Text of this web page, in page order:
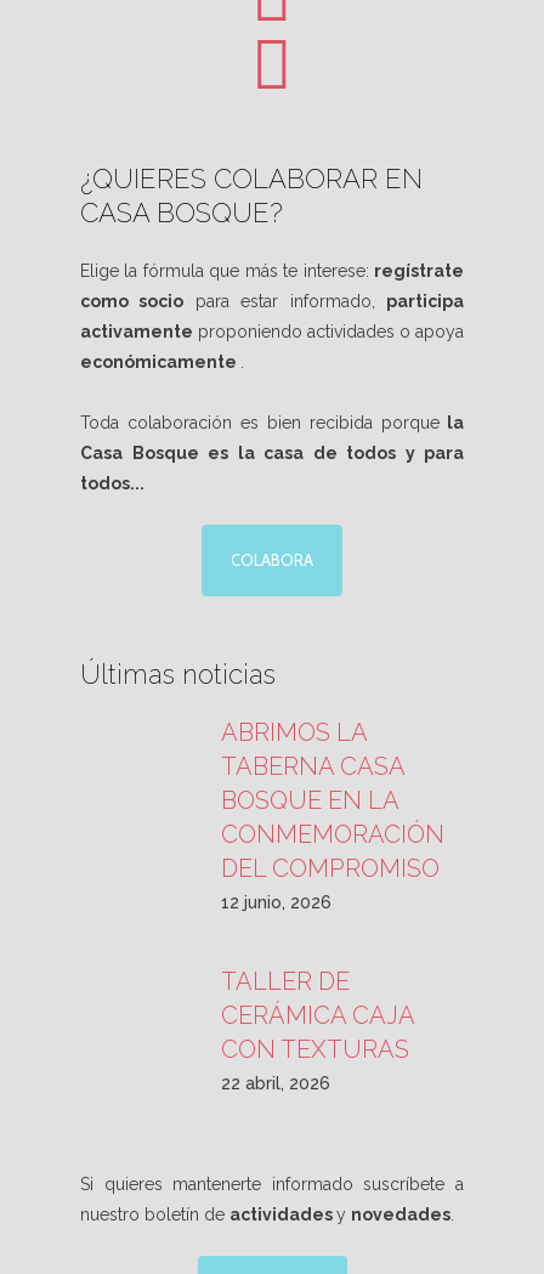
¿QUIERES COLABORAR EN
CASA BOSQUE?
Elige la fórmula que más te interese: regístrate
como socio para estar informado, participa
activamente proponiendo actividades o apoya
económicamente
Toda colaboración es bien recibida porque la
Casa Bosque es la casa de todos y para
todos...
COLABORA
Últimas noticias
ABRIMOS LA
TABERNA CASA
BOSQUE EN LA
CONMEMORACIÓN
DEL COMPROMISO
12 junio, 2026
TALLER DE
CERÁMICA CAJA
CON TEXTURAS
22 abril, 2026
Si quieres mantenerte informado suscríbete a
nuestro boletín de actividadesy novedades